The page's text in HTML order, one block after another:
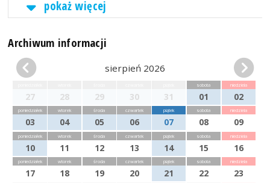
pokaż więcej
Archiwum informacji
sierpień 2026
27 28 29 30 31
sobota
01
niedziela
02
poniedziałek
03
wtorek
04
środa
05
czwartek
06
piątek
07
sobota
08
niedziela
09
poniedziałek
10
wtorek
11
środa
12
czwartek
13
piątek
14
sobota
15
niedziela
16
poniedziałek
17
wtorek
18
środa
19
czwartek
20
piątek
21
sobota
22
niedziela
23